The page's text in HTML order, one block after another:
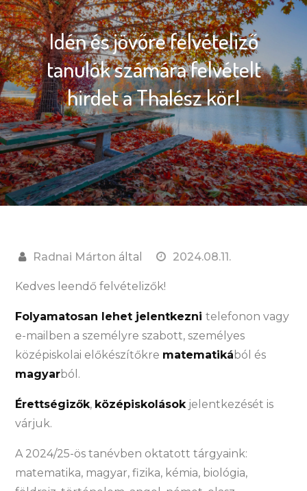
Idén és jövőre felvételiző
tanulók számára felvételt
hirdet a Thalész kör!
Radnai Márton által 2024.08.11.
Kedves leendő felvételizők!
Folyamatosan lehet jelentkeznitelefonon vagy
e-mailben a személyre szabott, személyes
középiskolai előkészítőkre matematiká ból és
magyarból.
Érettségizők, középiskolásokjelentkezését is
várjuk.
A 2024/25-ös tanévben oktatott tárgyaink:
matematika, magyar, fizika, kémia, biológia,